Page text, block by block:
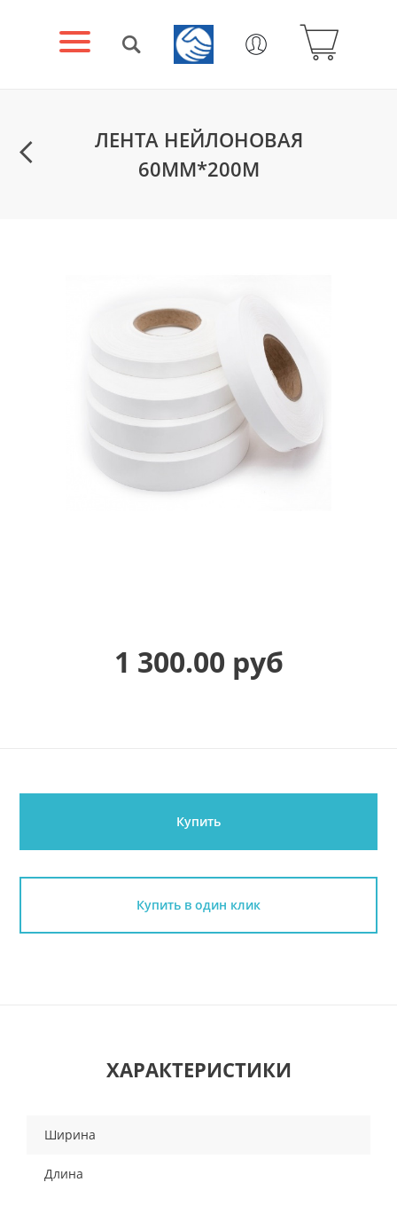
ЛЕНТА НЕЙЛОНОВАЯ
60ММ*200М
1 300.00 руб
Купить
Купить в один клик
ХАРАКТЕРИСТИКИ
Ширина
Длина